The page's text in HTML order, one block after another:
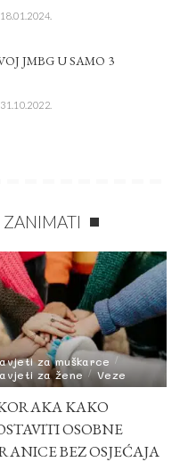
JMBG U SAMO 3
ZANIMATI
za muškarce
za žene
Veze
KAKO
OSOBNE
BEZ OSJEĆAJA